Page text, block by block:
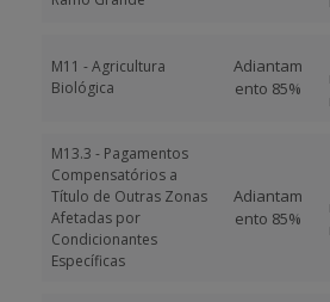
M11 - Agricultura
Biológica
Adiantam
ento 85%
M13.3 - Pagamentos
Compensatórios a
Título de Outras Zonas
Afetadas por
Condicionantes
Específicas
Adiantam
ento 85%